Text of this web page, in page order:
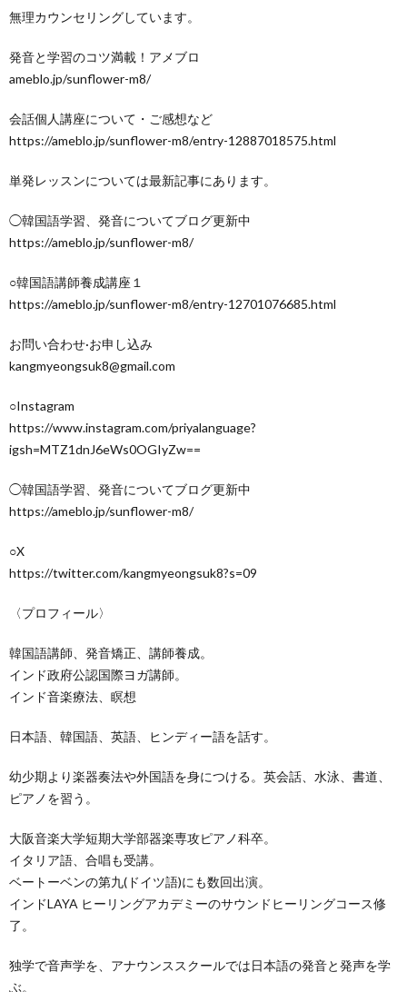
無理カウンセリングしています。
発音と学習のコツ満載！アメブロ
ameblo.jp/sunflower-m8/
会話個人講座について・ご感想など
https://ameblo.jp/sunflower-m8/entry-12887018575.html
単発レッスンについては最新記事にあります。
◯韓国語学習、発音についてブログ更新中
https://ameblo.jp/sunflower-m8/
○韓国語講師養成講座１
https://ameblo.jp/sunflower-m8/entry-12701076685.html
お問い合わせ·お申し込み
kangmyeongsuk8@gmail.com
○Instagram
https://www.instagram.com/priyalanguage?
igsh=MTZ1dnJ6eWs0OGIyZw==
◯韓国語学習、発音についてブログ更新中
https://ameblo.jp/sunflower-m8/
○X
https://twitter.com/kangmyeongsuk8?s=09
〈プロフィール〉
韓国語講師、発音矯正、講師養成。
インド政府公認国際ヨガ講師。
インド音楽療法、瞑想
日本語、韓国語、英語、ヒンディー語を話す。
幼少期より楽器奏法や外国語を身につける。英会話、水泳、書道、
ピアノを習う。
大阪音楽大学短期大学部器楽専攻ピアノ科卒。
イタリア語、合唱も受講。
ベートーベンの第九(ドイツ語)にも数回出演。
インドLAYA ヒーリングアカデミーのサウンドヒーリングコース修
了。
独学で音声学を、アナウンススクールでは日本語の発音と発声を学
ぶ。